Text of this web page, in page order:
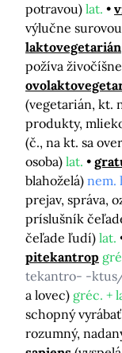
potravou) lat.
výlučne
laktovegetarián
požíva
(vegetarián, kt.
produkty,
(č., na kt. sa
osoba) lat.
blahoželá) nem.
prejav, správa,
príslušník
čeľade ľudí) lat.
pitekantrop
tekantro- -
a lovec) gréc. +
schopný
rozumný,